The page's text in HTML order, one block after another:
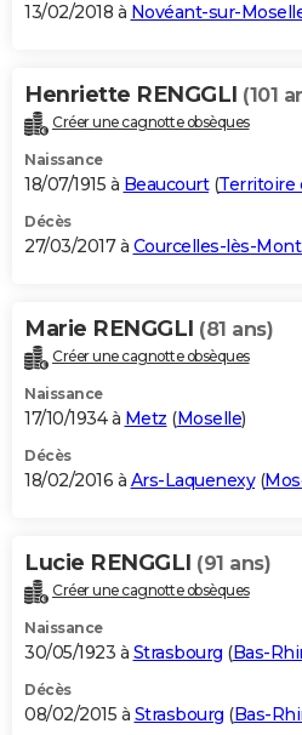
13/02/2018 à Novéant-sur-
Henriette RENGGLI (101
Créer une cagnotte obsèques
Naissance
18/07/1915 à Beaucourt(Territoire
Décès
27/03/2017 à Courcelles-lès-
Marie RENGGLI (81 ans)
Créer une cagnotte obsèques
Naissance
17/10/1934 à Metz (Moselle)
Décès
18/02/2016 à Ars-Laquenexy(
Lucie RENGGLI (91 ans)
Créer une cagnotte obsèques
Naissance
30/05/1923 à Strasbourg (Bas-
Décès
08/02/2015 à Strasbourg (Bas-